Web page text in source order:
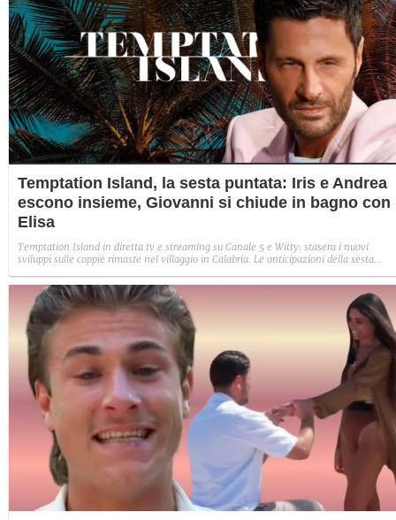
Temptation Island, la sesta puntata: Iris e Andrea
escono insieme, Giovanni si chiude in bagno con
Elisa
Temptation Island in diretta tv e streaming su Canale 5 e Witty: stasera i nuovi
sviluppi sulle coppie rimaste nel villaggio in Calabria. Le anticipazioni della sesta
Sabrina rifiuta il falò con Giovanni e si avvicina a Lory.